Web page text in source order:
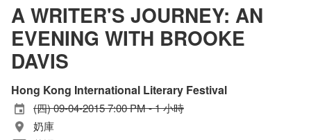
A WRITER'S JOURNEY: AN
EVENING WITH BROOKE
DAVIS
Hong Kong International Literary Festival
(四) 09-04-2015 7:00 PM - 1 小時
奶庫